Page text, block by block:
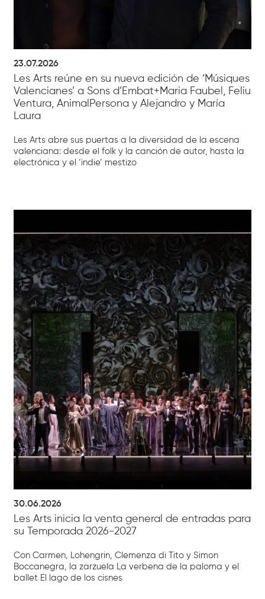
23.07.2026
Les Arts reúne en su nueva edición de ‘Músiques
Valencianes’ a Sons d’Embat+Maria Faubel, Feliu
Ventura, AnimalPersona y Alejandro y María
Laura
Les Arts abre sus puertas a la diversidad de la escena
valenciana: desde el folk y la canción de autor, hasta la
electrónica y el ‘indie’ mestizo
30.06.2026
Les Arts inicia la venta general de entradas para
su Temporada 2026-2027
Con Carmen, Lohengrin, Clemenza di Tito y Simon
Boccanegra, la zarzuela La verbena de la paloma y el
ballet El lago de los cisnes